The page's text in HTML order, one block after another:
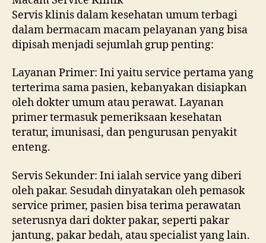
Servis klinis dalam kesehatan umum terbagi
dalam bermacam macam pelayanan yang bisa
dipisah menjadi sejumlah grup penting:
Layanan Primer: Ini yaitu service pertama yang
terterima sama pasien, kebanyakan disiapkan
oleh dokter umum atau perawat. Layanan
primer termasuk pemeriksaan kesehatan
teratur, imunisasi, dan pengurusan penyakit
enteng.
Servis Sekunder: Ini ialah service yang diberi
oleh pakar. Sesudah dinyatakan oleh pemasok
service primer, pasien bisa terima perawatan
seterusnya dari dokter pakar, seperti pakar
jantung, pakar bedah, atau specialist yang lain.